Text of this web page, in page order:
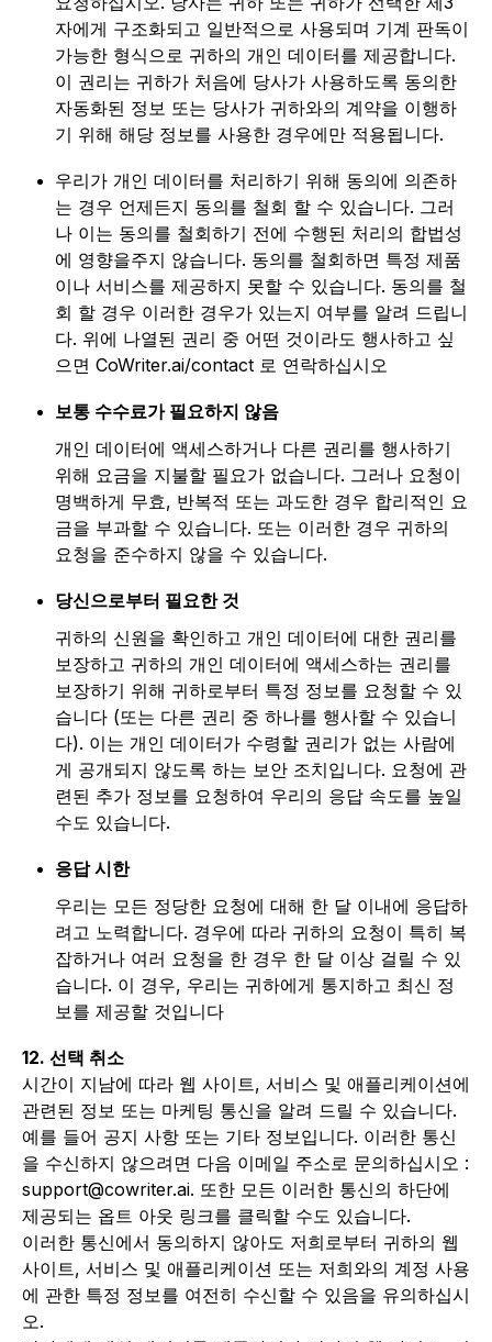
자에게 구조화되고 일반적으로 사용되며 기계 판독이
가능한 형식으로 귀하의 개인 데이터를 제공합니다.
이 권리는 귀하가 처음에 당사가 사용하도록 동의한
자동화된 정보 또는 당사가 귀하와의 계약을 이행하
기 위해 해당 정보를 사용한 경우에만 적용됩니다.
우리가 개인 데이터를 처리하기 위해 동의에 의존하
는 경우 언제든지 동의를 철회 할 수 있습니다. 그러
나 이는 동의를 철회하기 전에 수행된 처리의 합법성
에 영향을주지 않습니다. 동의를 철회하면 특정 제품
이나 서비스를 제공하지 못할 수 있습니다. 동의를 철
회 할 경우 이러한 경우가 있는지 여부를 알려 드립니
다. 위에 나열된 권리 중 어떤 것이라도 행사하고 싶
으면 CoWriter.ai/contact 로 연락하십시오
보통 수수료가 필요하지 않음
개인 데이터에 액세스하거나 다른 권리를 행사하기
위해 요금을 지불할 필요가 없습니다. 그러나 요청이
명백하게 무효, 반복적 또는 과도한 경우 합리적인 요
금을 부과할 수 있습니다. 또는 이러한 경우 귀하의
요청을 준수하지 않을 수 있습니다.
당신으로부터 필요한 것
귀하의 신원을 확인하고 개인 데이터에 대한 권리를
보장하고 귀하의 개인 데이터에 액세스하는 권리를
보장하기 위해 귀하로부터 특정 정보를 요청할 수 있
습니다 (또는 다른 권리 중 하나를 행사할 수 있습니
다). 이는 개인 데이터가 수령할 권리가 없는 사람에
게 공개되지 않도록 하는 보안 조치입니다. 요청에 관
련된 추가 정보를 요청하여 우리의 응답 속도를 높일
수도 있습니다.
응답 시한
우리는 모든 정당한 요청에 대해 한 달 이내에 응답하
려고 노력합니다. 경우에 따라 귀하의 요청이 특히 복
잡하거나 여러 요청을 한 경우 한 달 이상 걸릴 수 있
습니다. 이 경우, 우리는 귀하에게 통지하고 최신 정
보를 제공할 것입니다
12. 선택 취소
시간이 지남에 따라 웹 사이트, 서비스 및 애플리케이션에
관련된 정보 또는 마케팅 통신을 알려 드릴 수 있습니다.
예를 들어 공지 사항 또는 기타 정보입니다. 이러한 통신
을 수신하지 않으려면 다음 이메일 주소로 문의하십시오 :
support@cowriter.ai. 또한 모든 이러한 통신의 하단에
제공되는 옵트 아웃 링크를 클릭할 수도 있습니다.
이러한 통신에서 동의하지 않아도 저희로부터 귀하의 웹
사이트, 서비스 및 애플리케이션 또는 저희와의 계정 사용
에 관한 특정 정보를 여전히 수신할 수 있음을 유의하십시
오.